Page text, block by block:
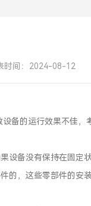
时间：2024-08-12
备的运行效果不佳
设备没有保持在固定
的，这些零部件的安